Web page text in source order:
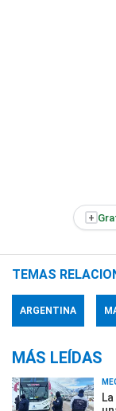
+
TEMAS
ARGENTINA
MÁS LEÍDAS